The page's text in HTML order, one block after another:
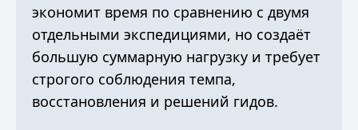
экономит время по сравнению с двумя
отдельными экспедициями, но создаёт
большую суммарную нагрузку и требует
строгого соблюдения темпа,
восстановления и решений гидов.